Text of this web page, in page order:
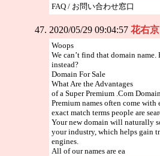
FAQ / お問い合わせ窓口
2020/05/29 09:04:57 花右
Woops
We can’t find that domain
instead?
Domain For Sale
What Are the Advantages
of a Super Premium .Com
Premium names often come
exact match terms people are
Your new domain will naturally
your industry, which helps gain
engines.
All of our names are ea